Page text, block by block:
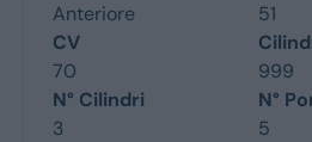
Anteriore
51
CV
70
999
N° Cilindri
3
N°
5